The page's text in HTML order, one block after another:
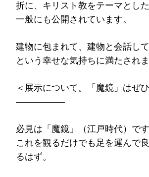
折に、キリスト教をテーマとし
一般にも公開されています。
建物に包まれて、建物と会話し
という幸せな気持ちに満たされま
＜展示について。「魔鏡」はぜ
—————–
必見は「魔鏡」（江戸時代）です
これを観るだけでも足を運んで
るはず。